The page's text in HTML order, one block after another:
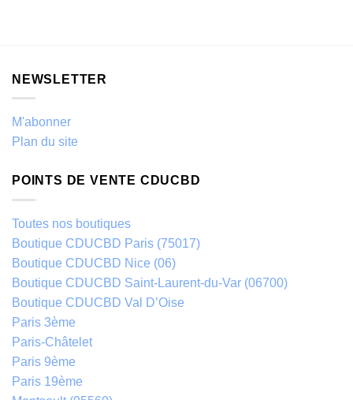
NEWSLETTER
M'abonner
Plan du site
POINTS DE VENTE CDUCBD
Toutes nos boutiques
Boutique CDUCBD Paris (75017)
Boutique CDUCBD Nice (06)
Boutique CDUCBD Saint-Laurent-du-Var (06700)
Boutique CDUCBD Val D’Oise
Paris 3ème
Paris-Châtelet
Paris 9ème
Paris 19ème